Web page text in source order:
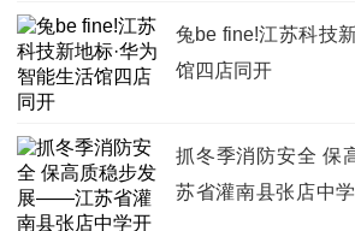
兔be fine!江苏科技
馆四店同开
抓冬季消防安全
苏省灌南县张店中